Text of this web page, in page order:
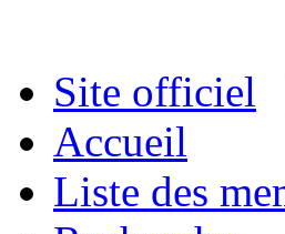
Site officiel
Accueil
Liste des